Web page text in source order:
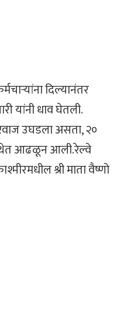
दिल्यानंतर
यांनी धाव घेतली.
उघडला असता, २०
आढळून आली.रेल्वे
श्री माता वैष्णो